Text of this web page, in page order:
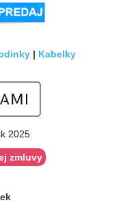
| Kabelky
2025
zmluvy